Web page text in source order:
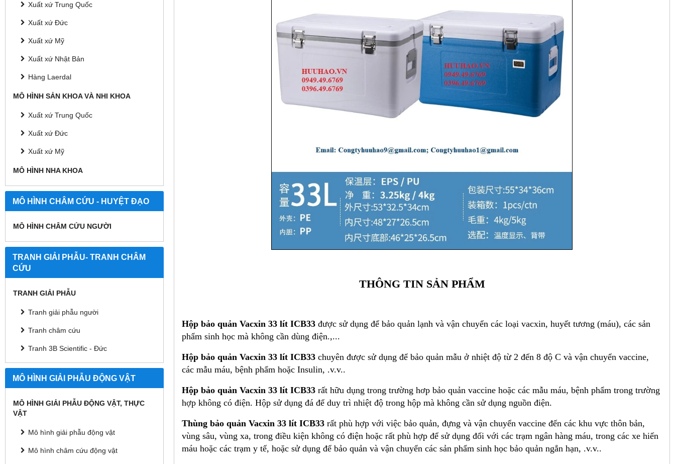
Xuất xứ Trung Quốc
Xuất xứ Đức
Xuất xứ Mỹ
Xuất xứ Nhật Bản
Hàng Laerdal
MÔ HÌNH SẢN KHOA VÀ NHI KHOA
Xuất xứ Trung Quốc
Xuất xứ Đức
Xuất xứ Mỹ
MÔ HÌNH NHA KHOA
MÔ HÌNH CHÂM CỨU - HUYỆT ĐẠO
MÔ HÌNH CHÂM CỨU NGƯỜI
TRANH GIẢI PHẪU- TRANH CHÂM
CỨU
TRANH GIẢI PHẪU
Tranh giải phẫu người
Tranh châm cứu
Tranh 3B Scientific - Đức
MÔ HÌNH GIẢI PHẪU ĐỘNG VẬT
MÔ HÌNH GIẢI PHẪU ĐỘNG VẬT, THỰC
VẬT
Mô hình giải phẫu động vật
Mô hình châm cứu động vật
THÔNG TIN SẢN PHẨM
Hộp bảo quản Vacxin 33 lít ICB33 được sử dụng để bảo quản lạnh và vận chuyển các loại vacxin, huyết tương (máu), các sản
phẩm sinh học mà không cần dùng điện.,...
Hộp bảo quản Vacxin 33 lít ICB33 chuyên được sử dụng để bảo quản mẫu ở nhiệt độ từ 2 đến 8 độ C và vận chuyển vaccine,
các mẫu máu, bệnh phẩm hoặc Insulin, .v.v..
Hộp bảo quản Vacxin 33 lít ICB33 rất hữu dụng trong trường hơp bảo quản vaccine hoặc các mẫu máu, bệnh phẩm trong trường
hợp không có điện. Hộp sử dụng đá để duy trì nhiệt độ trong hộp mà không cần sử dụng nguồn điện.
Thùng bảo quản Vacxin 33 lít ICB33 rất phù hợp với việc bảo quản, đựng và vận chuyển vaccine đến các khu vực thôn bản,
vùng sâu, vùng xa, trong điều kiện không có điện hoặc rất phù hợp để sử dụng đối với các trạm ngân hàng máu, trong các xe hiến
máu hoặc các trạm y tế, hoặc sử dụng để bảo quản và vận chuyển các sản phẩm sinh học bảo quản ngắn hạn, .v.v..